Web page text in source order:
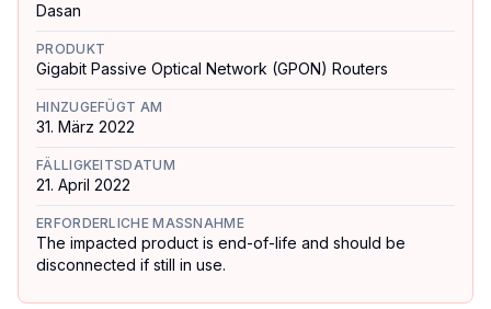
Dasan
PRODUKT
Gigabit Passive Optical Network (GPON) Routers
HINZUGEFÜGT AM
31. März 2022
FÄLLIGKEITSDATUM
21. April 2022
ERFORDERLICHE MASSNAHME
The impacted product is end-of-life and should be
disconnected if still in use.